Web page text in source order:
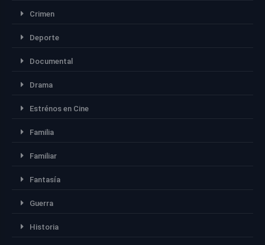
Crimen
Deporte
Documental
Drama
Estrénos en Cine
Familia
Familiar
Fantasía
Guerra
Historia